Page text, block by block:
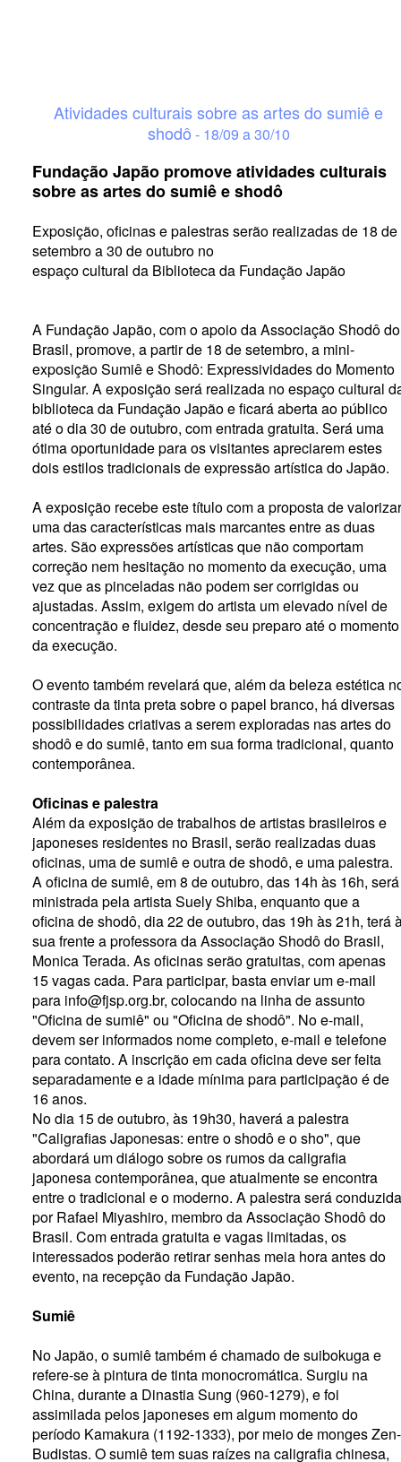
Atividades culturais sobre as artes do sumiê e
shodô - 18/09 a 30/10
Fundação Japão promove atividades culturais
sobre as artes do sumiê e shodô
Exposição, oficinas e palestras serão realizadas de 18 de
setembro a 30 de outubro no
espaço cultural da Biblioteca da Fundação Japão
A Fundação Japão, com o apoio da Associação Shodô do
Brasil, promove, a partir de 18 de setembro, a mini-
exposição Sumiê e Shodô: Expressividades do Momento
Singular. A exposição será realizada no espaço cultural
biblioteca da Fundação Japão e ficará aberta ao público
até o dia 30 de outubro, com entrada gratuita. Será uma
ótima oportunidade para os visitantes apreciarem estes
dois estilos tradicionais de expressão artística do Japão.
A exposição recebe este título com a proposta de valorizar
uma das características mais marcantes entre as duas
artes. São expressões artísticas que não comportam
correção nem hesitação no momento da execução, uma
vez que as pinceladas não podem ser corrigidas ou
ajustadas. Assim, exigem do artista um elevado nível de
concentração e fluidez, desde seu preparo até o momento
da execução.
O evento também revelará que, além da beleza estética
contraste da tinta preta sobre o papel branco, há diversas
possibilidades criativas a serem exploradas nas artes do
shodô e do sumiê, tanto em sua forma tradicional, quanto
contemporânea.
Oficinas e palestra
Além da exposição de trabalhos de artistas brasileiros e
japoneses residentes no Brasil, serão realizadas duas
oficinas, uma de sumiê e outra de shodô, e uma palestra.
A oficina de sumiê, em 8 de outubro, das 14h às 16h, será
ministrada pela artista Suely Shiba, enquanto que a
oficina de shodô, dia 22 de outubro, das 19h às 21h, terá
sua frente a professora da Associação Shodô do Brasil,
Monica Terada. As oficinas serão gratuitas, com apenas
15 vagas cada. Para participar, basta enviar um e-mail
para info@fjsp.org.br, colocando na linha de assunto
"Oficina de sumiê" ou "Oficina de shodô". No e-mail,
devem ser informados nome completo, e-mail e telefone
para contato. A inscrição em cada oficina deve ser feita
separadamente e a idade mínima para participação é de
16 anos.
No dia 15 de outubro, às 19h30, haverá a palestra
"Caligrafias Japonesas: entre o shodô e o sho", que
abordará um diálogo sobre os rumos da caligrafia
japonesa contemporânea, que atualmente se encontra
entre o tradicional e o moderno. A palestra será conduzida
por Rafael Miyashiro, membro da Associação Shodô do
Brasil. Com entrada gratuita e vagas limitadas, os
interessados poderão retirar senhas meia hora antes do
evento, na recepção da Fundação Japão.
Sumiê
No Japão, o sumiê também é chamado de suibokuga e
refere-se à pintura de tinta monocromática. Surgiu na
China, durante a Dinastia Sung (960-1279), e foi
assimilada pelos japoneses em algum momento do
período Kamakura (1192-1333), por meio de monges Zen-
Budistas. O sumiê tem suas raízes na caligrafia chinesa,